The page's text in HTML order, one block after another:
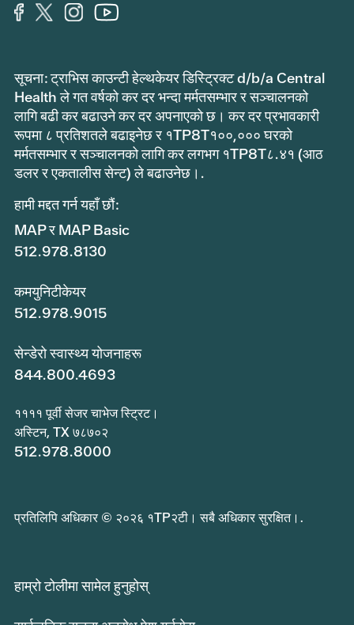
सूचना: ट्राभिस काउन्टी हेल्थकेयर डिस्ट्रिक्ट d/b/a Central
Health ले गत वर्षको कर दर भन्दा मर्मतसम्भार र सञ्चालनको
लागि बढी कर बढाउने कर दर अपनाएको छ। कर दर प्रभावकारी
रूपमा ८ प्रतिशतले बढाइनेछ र १TP8T१००,००० घरको
मर्मतसम्भार र सञ्चालनको लागि कर लगभग १TP8T८.४१ (आठ
डलर र एकतालीस सेन्ट) ले बढाउनेछ।.
हामी मद्दत गर्न यहाँ छौं:
MAP र MAP Basic
512.978.8130
कमयुनिटीकेयर
512.978.9015
सेन्डेरो स्वास्थ्य योजनाहरू
844.800.4693
११११ पूर्वी सेजर चाभेज स्ट्रिट।
अस्टिन, TX ७८७०२
512.978.8000
प्रतिलिपि अधिकार © २०२६ १TP२टी। सबै अधिकार सुरक्षित।.
हाम्रो टोलीमा सामेल हुनुहोस्